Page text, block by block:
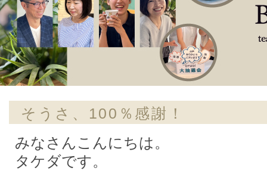
そうさ、100％感謝！
みなさんこんにちは。
タケダです。